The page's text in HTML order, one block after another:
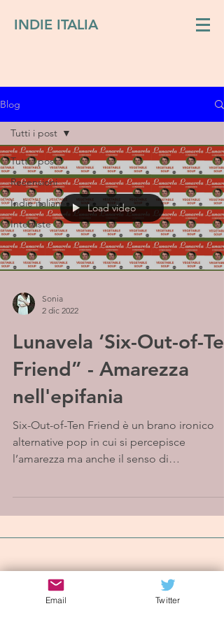
INDIE ITALIA
Blog
Tutti i post
Recensioni
Indie italiano
Interviste
Tutti i post
Load video
Sonia
2 dic 2022
Lunavela ‘Six-Out-of-Ten
Friend” - Amarezza
nell'epifania
Six-Out-of-Ten Friend è un brano ironico
alternative pop in cui si percepisce
l’amarezza ma anche il senso di
Iscriviti alla mailing list
Email Twitter